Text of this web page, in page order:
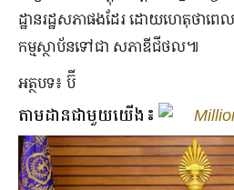
ដ្ឋានរដ្ឋសភាផងដែរ ដោយហេតុថាពេល
កម្មស្ថាប័នទៅជា សភាឌីជីថល៕
អត្ថបទ៖ ប៊ី
តាមដានជាមួយយើង៖